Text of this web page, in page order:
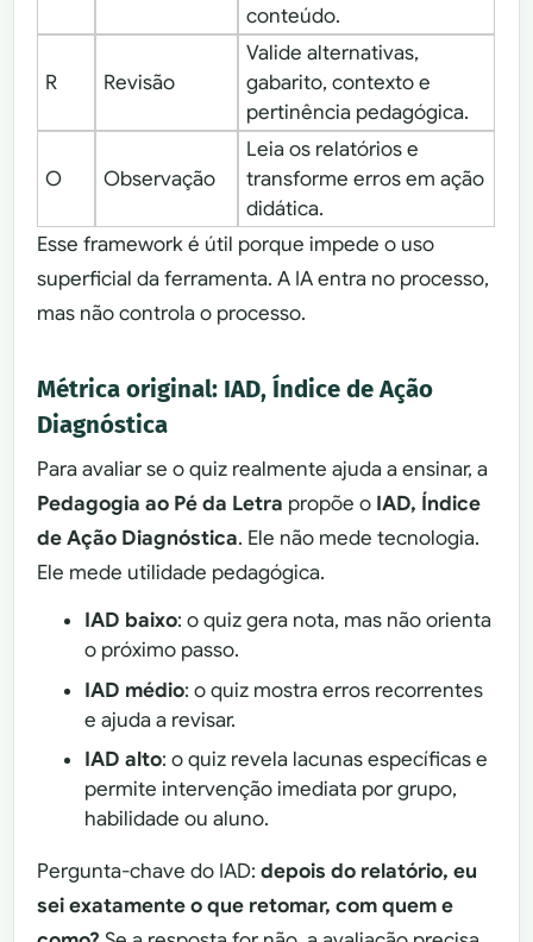
conteúdo.
R Revisão
Valide alternativas,
gabarito, contexto e
pertinência pedagógica.
O Observação
Leia os relatórios e
transforme erros em ação
didática.
Esse framework é útil porque impede o uso
superficial da ferramenta. A IA entra no processo,
mas não controla o processo.
Métrica original: IAD, Índice de Ação
Diagnóstica
Para avaliar se o quiz realmente ajuda a ensinar, a
Pedagogia ao Pé da Letra propõe o IAD, Índice
de Ação Diagnóstica. Ele não mede tecnologia.
Ele mede utilidade pedagógica.
IAD baixo: o quiz gera nota, mas não orienta
o próximo passo.
IAD médio: o quiz mostra erros recorrentes
e ajuda a revisar.
IAD alto: o quiz revela lacunas específicas e
permite intervenção imediata por grupo,
habilidade ou aluno.
Pergunta-chave do IAD:depois do relatório, eu
sei exatamente o que retomar, com quem e